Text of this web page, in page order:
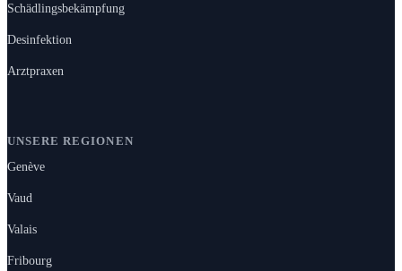
Schädlingsbekämpfung
Desinfektion
Arztpraxen
UNSERE REGIONEN
Genève
Vaud
Valais
Fribourg